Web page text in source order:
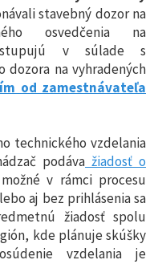
stavebný dozor na
osvedčenia na
v súlade s
dozora na vyhradených
od zamestnávateľa
technického vzdelania
podáva žiadosť o
v rámci procesu
aj bez prihlásenia sa
žiadosť spolu
kde plánuje skúšky
vzdelania je